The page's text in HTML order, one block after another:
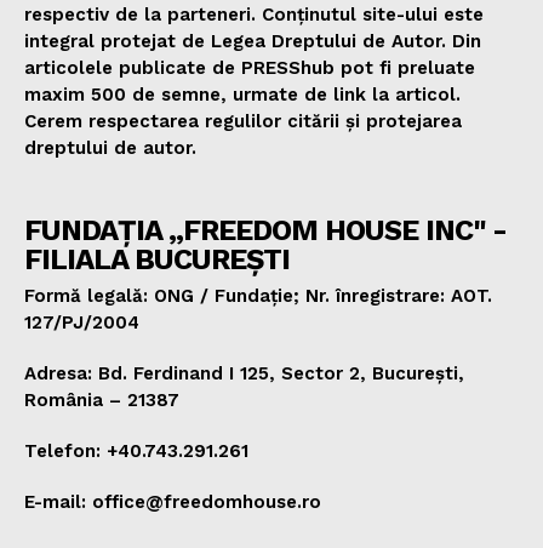
respectiv de la parteneri. Conținutul site-ului este
integral protejat de Legea Dreptului de Autor. Din
articolele publicate de PRESShub pot fi preluate
maxim 500 de semne, urmate de link la articol.
Cerem respectarea regulilor citării și protejarea
dreptului de autor.
FUNDAȚIA „FREEDOM HOUSE INC" -
FILIALA BUCUREȘTI
Formă legală: ONG / Fundație; Nr. înregistrare: AOT.
127/PJ/2004
Adresa: Bd. Ferdinand I 125, Sector 2, București,
România – 21387
Telefon: +40.743.291.261
E-mail: office@freedomhouse.ro